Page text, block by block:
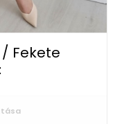
Fekete